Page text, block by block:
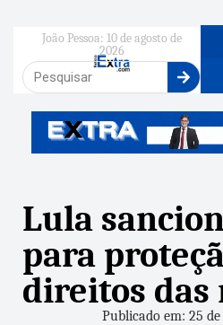
João Pessoa: 10 de agosto de
2026
Lula
para
direitos das
Publicado em: 25